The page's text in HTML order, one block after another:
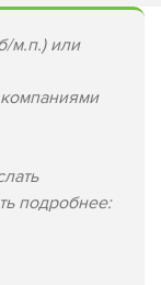
м.п.) или
подробнее: